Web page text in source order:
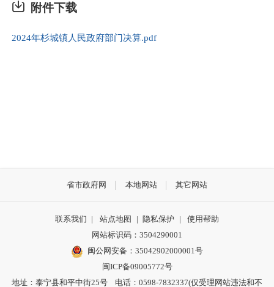
附件下载
2024年杉城镇人民政府部门决算.pdf
省市政府网 本地网站 其它网站
联系我们 | 站点地图 | 隐私保护 |
使用帮助
网站标识码：3504290001
闽公网安备：35042902000001号
闽ICP备09005772号
地址：泰宁县和平中街25号 电话：0598-7832337(仅受理网站违法和不